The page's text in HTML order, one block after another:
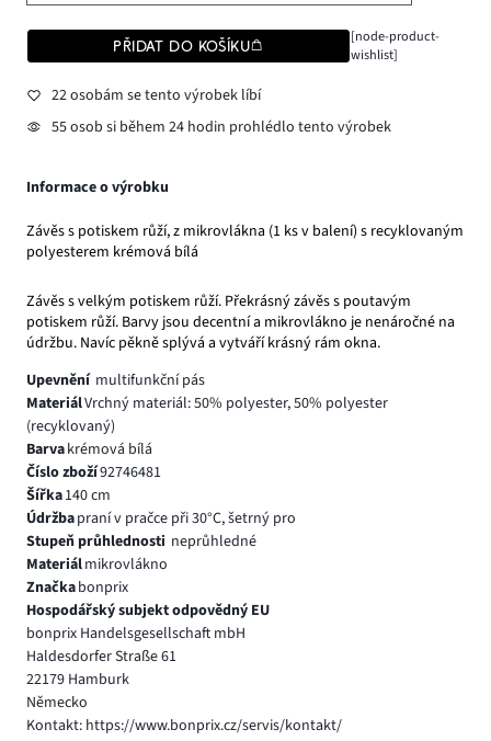
PŘIDAT DO KOŠÍKU
[node-product-
wishlist]
22 osobám se tento výrobek líbí
55 osob si během 24 hodin prohlédlo tento výrobek
Informace o výrobku
Závěs s potiskem růží, z mikrovlákna (1 ks v balení) s recyklovaným
polyesterem krémová bílá
Závěs s velkým potiskem růží. Překrásný závěs s poutavým
potiskem růží. Barvy jsou decentní a mikrovlákno je nenáročné na
údržbu. Navíc pěkně splývá a vytváří krásný rám okna.
Upevnění multifunkční pás
MateriálVrchný materiál: 50% polyester, 50% polyester
(recyklovaný)
Barvakrémová bílá
Číslo zboží92746481
Šířka140 cm
Údržbapraní v pračce při 30°C, šetrný pro
Stupeň průhlednosti neprůhledné
Materiálmikrovlákno
Značkabonprix
Hospodářský subjekt odpovědný EU
bonprix Handelsgesellschaft mbH
Haldesdorfer Straße 61
22179 Hamburk
Německo
Kontakt: https://www.bonprix.cz/servis/kontakt/